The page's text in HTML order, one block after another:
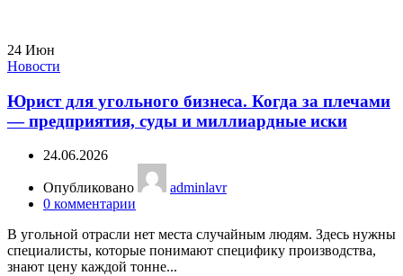
24 Июн
Новости
Юрист для угольного бизнеса. Когда за плечами
— предприятия, суды и миллиардные иски
24.06.2026
Опубликовано
adminlavr
0 комментарии
В угольной отрасли нет места случайным людям. Здесь нужны
специалисты, которые понимают специфику производства,
знают цену каждой тонне...